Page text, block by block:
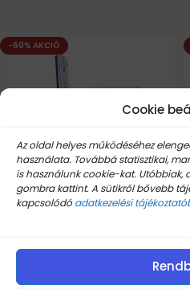
Cookie
Az oldal helyes működéséhez
használata. Továbbá statisztikai,
is használunk cookie-kat. Utóbbiak,
gombra kattint. A sütikről bővebb
kapcsolódó adatkezelési
-60% AKCIÓ
D3S xenon fényszóró izzó –
35W, 6000K